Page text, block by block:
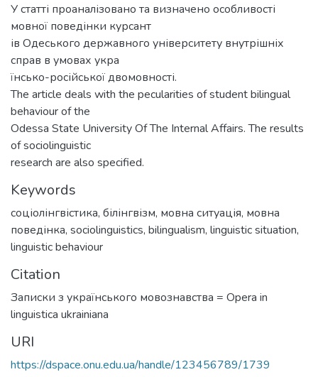
У статті проаналізовано та визначено особливості
мовної поведінки курсант
ів Одеського державного університету внутрішніх
справ в умовах укра
їнсько-російської двомовності.
The article deals with the pecularities of student bilingual
behaviour of the
Odessa State University Of The Internal Affairs. The results
of sociolinguistic
research are also specified.
Keywords
соціолінгвістика, білінгвізм, мовна ситуація, мовна
поведінка, sociolinguistics, bilingualism, linguistic situation,
linguistic behaviour
Citation
Записки з українського мовознавства = Opera in
linguistica ukrainiana
URI
https://dspace.onu.edu.ua/handle/123456789/1739